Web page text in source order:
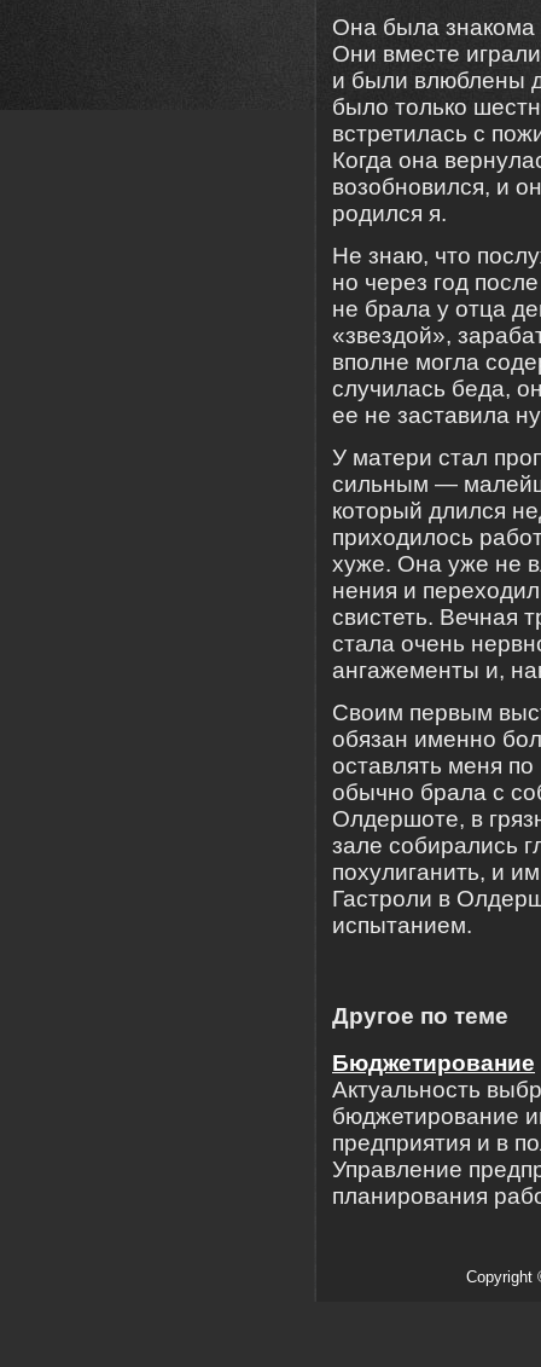
Она была знакома
Они вместе
и были влюблены
было только
встретилась с
Когда она
возобновился, и
родился я.
Не знаю, что
но через год
не брала у отца
«звездой»,
вполне могла
случилась беда,
ее не заставила
У матери стал
сильным —
который длился
приходилось
хуже. Она уже не
нения и
свистеть. Вечная
стала очень
ангажементы и,
Своим первым
обязан именно
оставлять меня
обычно брала с
Олдершоте, в
зале собирались
похулиганить, и
Гастроли в
испытанием.
Другое по теме
Бюджетирование
Актуальность
бюджетирование
предприятия и в
Управление
планирования
Copyright